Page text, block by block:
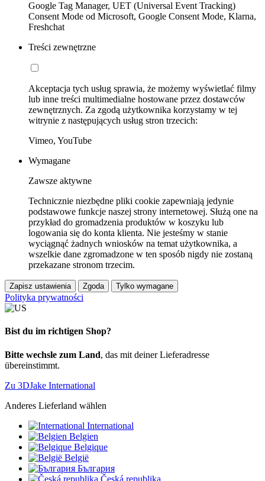
Google Tag Manager, UET (Universal Event Tracking)
Consent Mode od Microsoft, Google Consent Mode, Klarna,
Freshchat
Treści zewnętrzne
Akceptacja tych usług sprawia, że możemy wyświetlać filmy
lub inne treści multimedialne hostowane przez dostawców
zewnętrznych. Za zgodą użytkownika korzystamy w tej
witrynie z następujących usług stron trzecich:
Vimeo, YouTube
Wymagane
Zawsze aktywne
Technicznie niezbędne pliki cookie zapewniają jedynie
podstawowe funkcje naszej strony internetowej. Służą one na
przykład do gromadzenia produktów w koszyku lub
logowania się do konta klienta. Nie jesteśmy w stanie
wyciągnąć żadnych wniosków na temat użytkownika, a
wszelkie dane zgromadzone w ten sposób nigdy nie zostaną
przekazane stronom trzecim.
Zapisz ustawienia Zgoda Tylko wymagane
Polityka prywatności
Bist du im richtigen Shop?
Bitte wechsle zum Land, das mit deiner Lieferadresse
übereinstimmt.
Zu 3DJake International
Anderes Lieferland wählen
International
Belgien
Belgique
België
България
Česká republika